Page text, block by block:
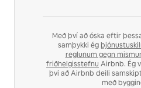
Með því að óska eftir
samþykki ég
reglunum gegn
friðhelgisstefnu Airbnb. Ég
því að Airbnb deili
með